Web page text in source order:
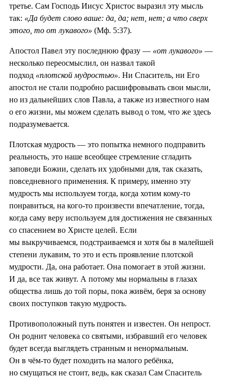
третье. Сам Господь Иисус Христос выразил эту мысль
так: «Да будет слово ваше: да, да; нет, нет; а что сверх
этого, то от лукавого» (Мф. 5:37).
Апостол Павел эту последнюю фразу — «от лукавого» —
несколько переосмыслил, он назвал такой
подход «плотской мудростью». Ни Спаситель, ни Его
апостол не стали подробно расшифровывать свои мысли,
но из дальнейших слов Павла, а также из известного нам
о его жизни, мы можем сделать вывод о том, что же здесь
подразумевается.
Плотская мудрость — это попытка немного подправить
реальность, это наше всеобщее стремление сгладить
заповеди Божии, сделать их удобными для, так сказать,
повседневного применения. К примеру, именно эту
мудрость мы используем тогда, когда хотим кому-то
понравиться, на кого-то произвести впечатление, тогда,
когда саму веру используем для достижения не связанных
со спасением во Христе целей. Если
мы выкручиваемся, подстраиваемся и хотя бы в малейшей
степени лукавим, то это и есть проявление плотской
мудрости. Да, она работает. Она помогает в этой жизни.
И да, все так живут. А потому мы нормальны в глазах
общества лишь до той поры, пока живём, беря за основу
своих поступков такую мудрость.
Противоположный путь понятен и известен. Он непрост.
Он роднит человека со святыми, избравший его человек
будет всегда выглядеть странным и ненормальным.
Он в чём-то будет походить на малого ребёнка,
но смущаться не стоит, ведь, как сказал Сам Спаситель